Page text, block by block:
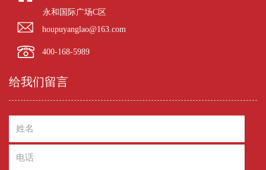
永和国际广场C区
houpuyanglao@163.com
400-168-5989
给我们留言